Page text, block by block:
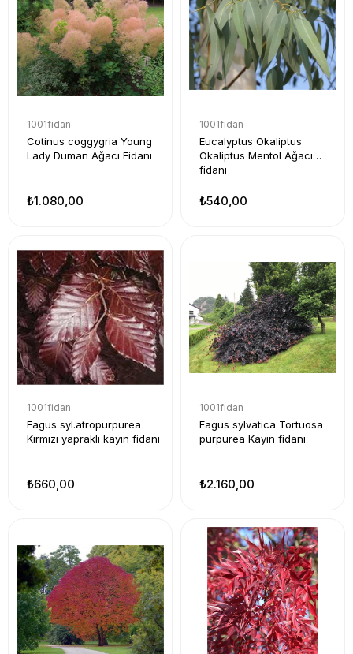
1001fidan
Cotinus coggygria Young
Lady Duman Ağacı Fidanı
₺1.080,00
1001fidan
Eucalyptus Ökaliptus
Okaliptus Mentol Ağacı
fidanı
₺540,00
1001fidan
Fagus syl.atropurpurea
Kırmızı yapraklı kayın fidanı
₺660,00
1001fidan
Fagus sylvatica Tortuosa
purpurea Kayın fidanı
₺2.160,00